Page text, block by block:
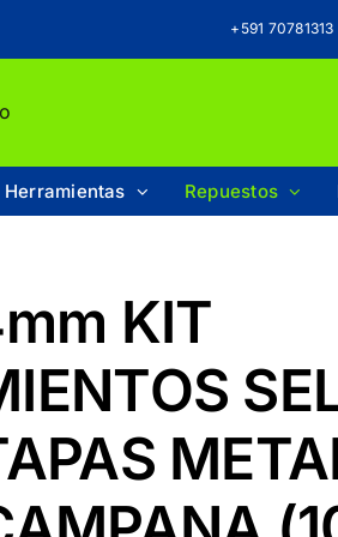
+591 70781313
Repuestos
KIT